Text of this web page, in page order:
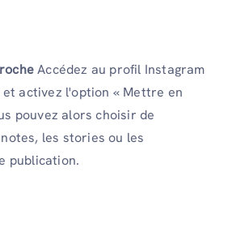
Accédez au profil Instagram
activez l'option « Mettre en
pouvez alors choisir de
les stories ou les
publication.